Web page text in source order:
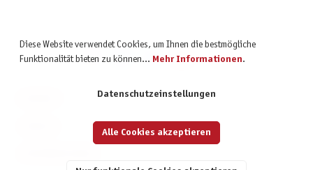
Diese Website verwendet Cookies, um Ihnen die bestmögliche
Funktionalität bieten zu können... Mehr Informationen.
Datenschutzeinstellungen
Alle Cookies akzeptieren